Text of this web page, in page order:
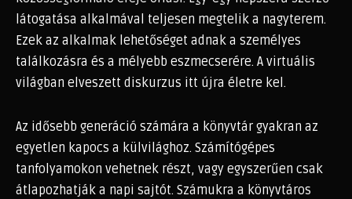
látogatása alkalmával teljesen megtelik a nagyterem.
Ezek az alkalmak lehetőséget adnak a személyes
találkozásra és a mélyebb eszmecserére. A virtuális
világban elveszett diskurzus itt újra életre kel.
Az idősebb generáció számára a könyvtár gyakran az
egyetlen kapocs a külvilághoz. Számítógépes
tanfolyamokon vehetnek részt, vagy egyszerűen csak
átlapozhatják a napi sajtót. Számukra a könyvtáros